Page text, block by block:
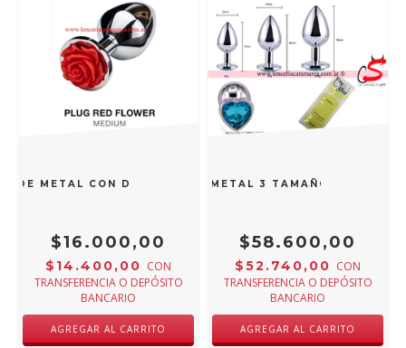
DE METAL CON DETALLE DE ROSA M004-M
$16.000,00
$14.400,00 CON
TRANSFERENCIA O DEPÓSITO
BANCARIO
ST KIT DE PLUG ANAL DE METAL 3 TAMAÑO KIT RY
$58.600,00
$52.740,00 CON
TRANSFERENCIA O DEPÓSITO
BANCARIO